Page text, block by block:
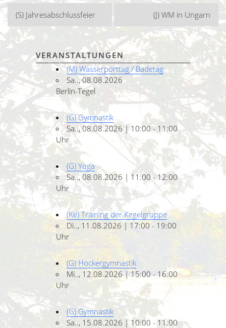
Beitragsnavigation
(S) Jahresabschlussfeier (J) WM in Ungarn
VERANSTALTUNGEN
(M) Wasserporttag / Badetag
Sa.., 08.08.2026
Berlin-Tegel
(G) Gymnastik
Sa.., 08.08.2026 | 10:00 - 11:00
Uhr
(G) Yoga
Sa.., 08.08.2026 | 11:00 - 12:00
Uhr
(Ke) Training der Kegelgruppe
Di.., 11.08.2026 | 17:00 - 19:00
Uhr
(G) Hockergymnastik
Mi.., 12.08.2026 | 15:00 - 16:00
Uhr
(G) Gymnastik
Sa.., 15.08.2026 | 10:00 - 11:00